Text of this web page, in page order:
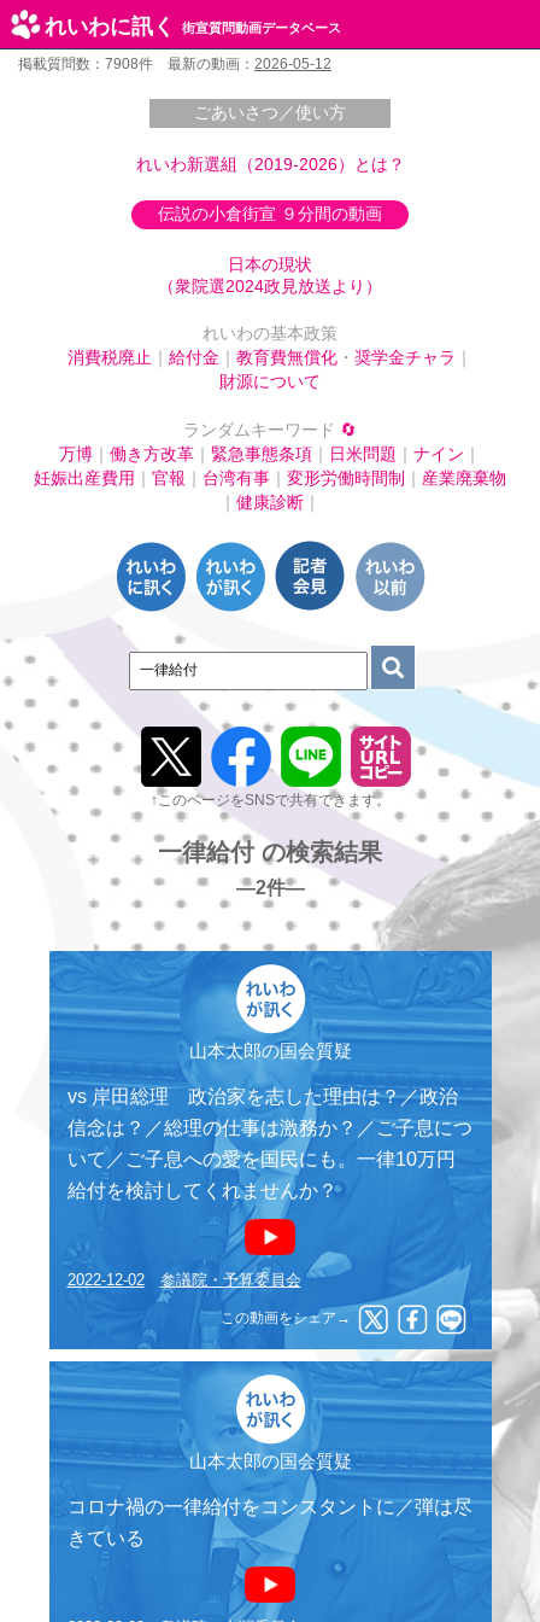
れいわに訊く 街宣質問動画データベース
掲載質問数：7908件 最新の動画： 2026-05-12
ごあいさつ／使い方
れいわ新選組（2019-2026）とは？
伝説の小倉街宣 ９分間の動画
日本の現状
（衆院選2024政見放送より）
れいわの基本政策
消費税廃止
給付金 教育費無償化 ・ 奨学金チャラ
財源について
ランダムキーワード 🔄
万博
働き方改革 緊急事態条項 日米問題 ナイン
妊娠出産費用
官報 台湾有事 変形労働時間制
産業廃棄物
健康診断
↑このページをSNSで共有できます。
一律給付 の検索結果
―2件―
山本太郎の国会質疑
vs 岸田総理 政治家を志した理由は？／政治
信念は？／総理の仕事は激務か？／ご子息につ
いて／ご子息への愛を国民にも。一律10万円
給付を検討してくれませんか？
2022-12-02 参議院・予算委員会
この動画をシェア→
山本太郎の国会質疑
コロナ禍の一律給付をコンスタントに／弾は尽
きている